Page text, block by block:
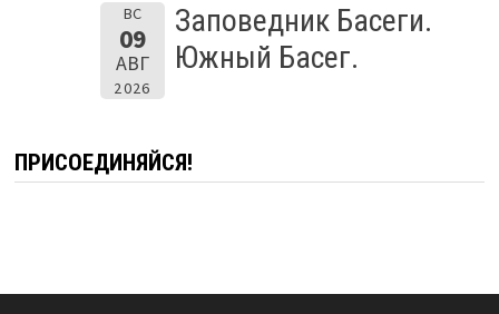
ВС
09
АВГ
2026
Заповедник Басеги.
Южный Басег.
ПРИСОЕДИНЯЙСЯ!